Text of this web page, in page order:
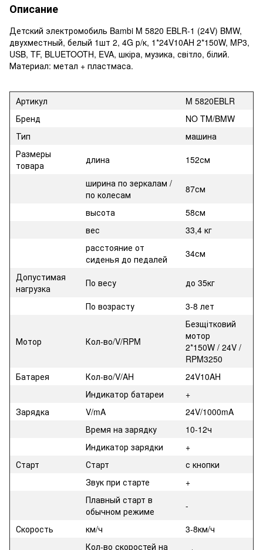
Описание
Детский электромобиль Bambi M 5820 EBLR-1 (24V) BMW,
двухместный, белый 1шт 2, 4G р/к, 1*24V10AH 2*150W, MP3,
USB, TF, BLUETOOTH, EVA, шкіра, музика, світло, білий.
Материал: метал + пластмаса.
Артикул
M 5820EBLR
Бренд
NO TM/BMW
Тип
машина
Размеры
товара
длина
152см
ширина по зеркалам /
по колесам
87см
высота
58см
вес
33,4 кг
расстояние от
сиденья до педалей
34см
Допустимая
нагрузка
По весу
до 35кг
По возрасту
3-8 лет
Мотор Кол-во/V/RPM
Безщітковий
мотор
2*150W / 24V /
RPM3250
Батарея
Кол-во/V/AH
24V10AH
Индикатор батареи
+
Зарядка
V/mA
24V/1000mA
Время на зарядку
10-12ч
Индикатор зарядки
+
Старт
Старт
с кнопки
Звук при старте
+
Плавный старт в
обычном режиме
-
Скорость
км/ч
3-8км/ч
Кол-во скоростей на